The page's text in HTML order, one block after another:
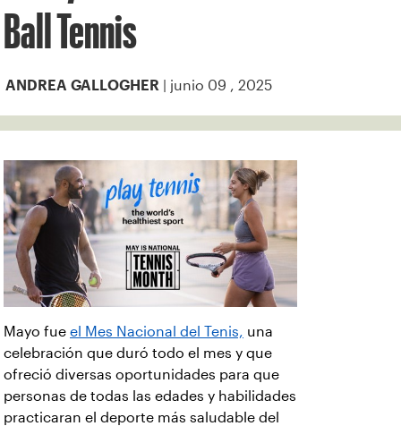
Ball Tennis
ANDREA GALLOGHER | junio 09 , 2025
Mayo fue el Mes Nacional del Tenis, una
celebración que duró todo el mes y que
ofreció diversas oportunidades para que
personas de todas las edades y habilidades
practicaran el deporte más saludable del